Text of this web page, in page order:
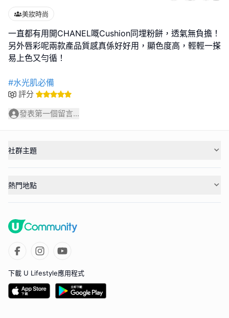
美妝時尚
一直都有用開CHANEL嘅Cushion同埋粉餅，透氣無負擔！
另外唇彩呢兩款產品質感真係好好用，顯色度高，輕輕一搽
易上色又勻循！
#水光肌必備
評分
發表第一個留言...
社群主題
熱門地點
下載 U Lifestyle應用程式